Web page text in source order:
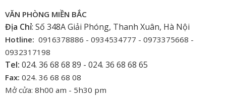
VĂN PHÒNG MIỀN BẮC
Địa Chỉ: Số 348A Giải Phóng, Thanh Xuân, Hà Nội
Hotline: 0916378886 - 0934534777 - 0973375668 -
0932317198
Tel: 024. 36 68 68 89 - 024. 36 68 68 65
Fax: 024. 36 68 68 08
Mở cửa: 8h00 am - 5h30 pm